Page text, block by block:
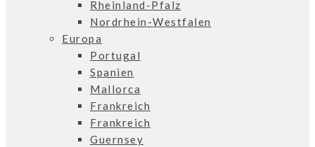
Rheinland-Pfalz
Nordrhein-Westfalen
Europa
Portugal
Spanien
Mallorca
Frankreich
Frankreich
Guernsey